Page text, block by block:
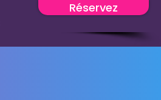
Réservez